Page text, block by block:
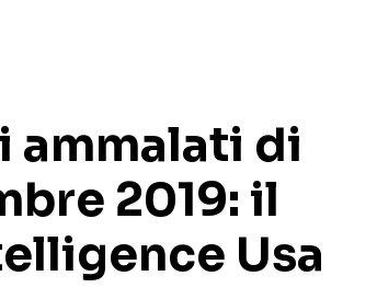
ammalati di
2019: il
Usa